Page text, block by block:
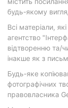
будь-якому
Всі матеріали,
агентство
відтворенню та/
інакше як з
Будь-яке
фотографічних
правовласника